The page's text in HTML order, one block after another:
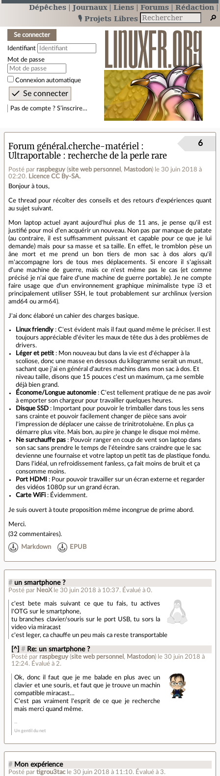
Dépêches Journaux Liens Forums
Rédaction
🎙️ Projets Libres
Se connecter
Identifiant
Mot de passe
Connexion automatique
Pas de compte ? S’inscrire…
Forum général.cherche-matériel
Ultraportable : recherche de la perle rare
Posté par raspbeguy (site web personnel , Mastodon) le 30 juin 2018 à
02:20. Licence CC By‑SA.
6
Bonjour à tous,
Ce thread pour récolter des conseils et des retours d'expériences quant
au sujet suivant.
Mon laptop actuel ayant aujourd'hui plus de 11 ans, je pense qu'il est
justifié pour moi d'en acquérir un nouveau. Non pas par manque de patate
(au contraire, il est suffisamment puissant et capable pour ce que je lui
demande) mais pour sa masse et sa taille. En effet, le tromblon pèse un
âne mort et me prend un bon tiers de mon sac à dos alors qu'il
m'accompagne lors de tous mes déplacements. Si encore il s'agissait
d'une machine de guerre, mais ce n'est même pas le cas (et comme
précisé je n'ai que faire d'une machine de guerre portable). Je ne compte
faire usage que d'un environnement graphique minimaliste type i3 et
principalement utiliser SSH, le tout probablement sur archlinux (version
amd64 ou arm64).
J'ai donc élaboré un cahier des charges basique.
Linux friendly : C'est évident mais il faut quand même le préciser. Il est
toujours appréciable d'éviter les maux de tête dus à des problèmes de
drivers.
Léger et petit : Mon nouveau but dans la vie est d'échapper à la
scoliose, donc une masse en dessous du kilogramme serait un must,
sachant que j'ai en général d'autres machins dans mon sac à dos. Et
niveau taille, disons que 15 pouces c'est un maximum, ça me semble
déjà bien grand.
Économe/Longue autonomie : C'est tellement pratique de ne pas avoir
à emporter son chargeur pour travailler quelques heures.
Disque SSD : Important pour pouvoir le trimballer dans tous les sens
sans crainte et pouvoir facilement changer de pièce sans avoir
l'impression de déplacer une caisse de trinitrotoluène. En plus ça
démarre plus vite. Mais bon, au pire je change le disque moi même.
Ne surchauffe pas : Pouvoir ranger en coup de vent son laptop dans
son sac sans prendre le temps de l'éteindre sans craindre que le sac
devienne une fournaise et votre laptop un petit tas de plastique fondu.
Dans l'idéal, un refroidissement fanless, ça fait moins de bruit et ça
consomme moins.
Port HDMI
: Pour pouvoir travailler sur un écran externe et regarder
des vidéos 1080p sur un grand écran.
Carte WiFi : Évidemment.
Je suis ouvert à toute proposition même incongrue de prime abord.
Merci.
(32 commentaires).
Markdown EPUB
# un smartphone ?
Posté par NeoX le 30 juin 2018 à 10:37. Évalué à 0.
c'est bete mais suivant ce que tu fais, tu actives
l'OTG sur le smartphone,
tu branches clavier/souris sur le port USB, tu sors la
video via miracast
c'est leger, ca chauffe un peu mais ca reste transportable
[^] # Re: un smartphone ?
Posté par raspbeguy (site web personnel , Mastodon) le 30 juin 2018 à
12:24. Évalué à 2.
Ok, donc il faut que je me balade en plus avec un
clavier et une souris, et faut que je trouve un machin
compatible miracast…
C'est pas vraiment l'esprit de ce que je recherche
mais merci quand même.
Un gentil du net
# Mon expérience
Posté par tigrou3tac le 30 juin 2018 à 11:10. Évalué à 3.